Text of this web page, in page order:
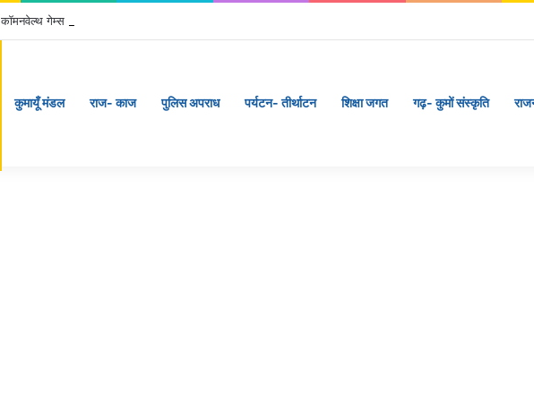
कॉमनवेल्थ गेम्स 2026 के उत्तराखंड के पदक विजेताओं और प्रशिक्षकों को मुख्यमंत्री धामी ने किया सम्मानित
कुमायूँ मंडल राज- काज पुलिस अपराध पर्यटन- तीर्थाटन शिक्षा जगत गढ़- कुमों संस्कृति